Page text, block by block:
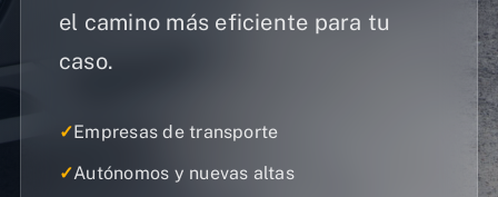
el camino más eficiente para tu
caso.
✓Empresas de transporte
✓Autónomos y nuevas altas